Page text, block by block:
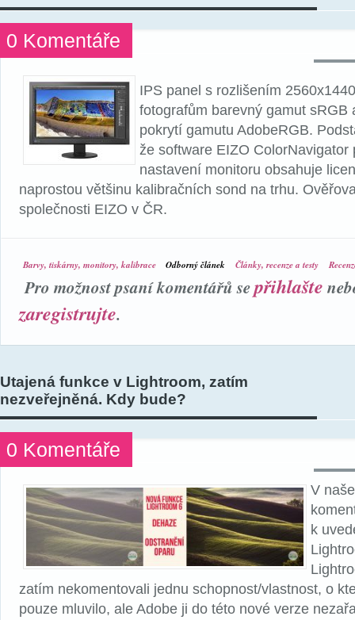
0 Komentáře
IPS panel s rozlišením
fotografům barevný gamut sRGB
pokrytí gamutu AdobeRGB.
že software EIZO ColorNavigator
nastavení monitoru obsahuje
naprostou většinu kalibračních sond na trhu.
společnosti EIZO v ČR.
Barvy, tiskárny, monitory, kalibrace Odborný článek Články, recenze a testy
Pro možnost psaní komentářů sepřihlašte
zaregistrujte.
Utajená funkce v Lightroom, zatím
nezveřejněná. Kdy bude?
0 Komentáře
V
k
zatím nekomentovali jednu schopnost/vlastnost, o
pouze mluvilo, ale Adobe ji do této nové verze